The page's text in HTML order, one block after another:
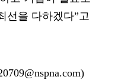
선을 다하겠다”고